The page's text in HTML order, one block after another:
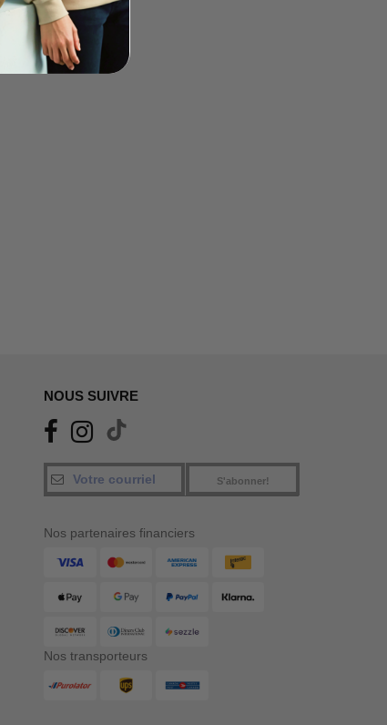
NOUS SUIVRE
S'abonner!
Nos partenaires financiers
Nos transporteurs